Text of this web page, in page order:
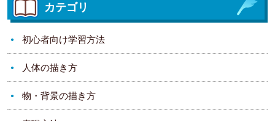
カテゴリ
初心者向け学習方法
人体の描き方
物・背景の描き方